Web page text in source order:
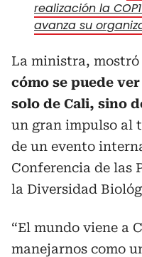
realización la
avanza su
La ministra,
cómo se puede
solo de Cali, sino
un gran impulso al
de un evento
Conferencia de las
la Diversidad
“El mundo viene a
manejarnos como